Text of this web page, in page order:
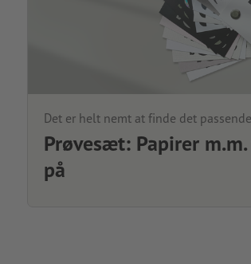
Det er helt nemt at finde det
Prøvesæt: Papirer
på